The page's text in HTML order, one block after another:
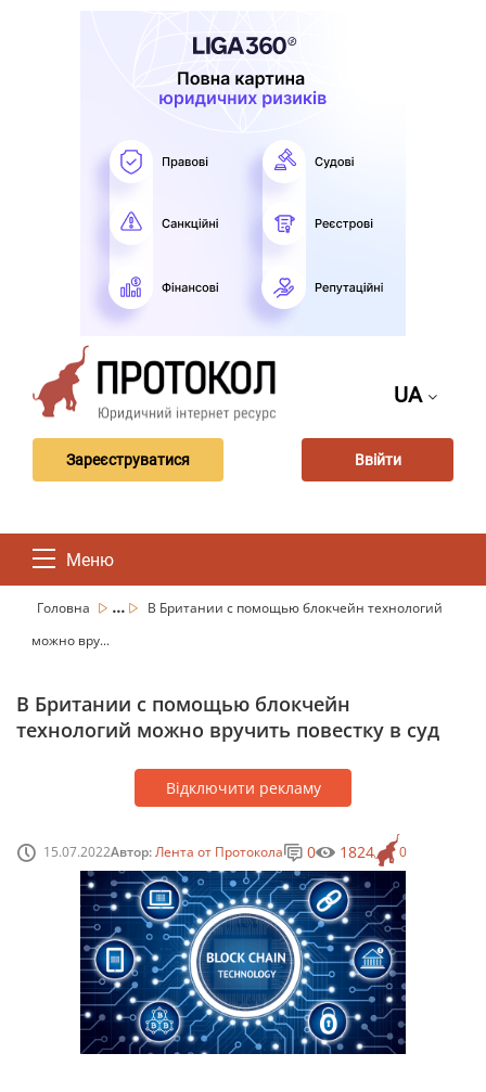
UA
Зареєструватися Ввійти
Меню
Головна ...
В Британии с помощью блокчейн технологий
можно вру...
В Британии с помощью блокчейн
технологий можно вручить повестку в суд
Відключити рекламу
15.07.2022Автор:Лента от Протокола 0
0 1824